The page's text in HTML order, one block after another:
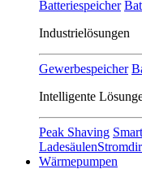
Batteriespeicher
Industrielösungen
Gewerbespeicher
Intelligente
Peak Shaving
Ladesäulen
Wärmepumpen